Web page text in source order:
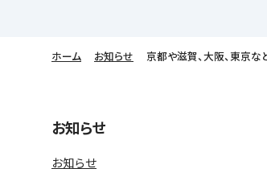
を支える
Kyoshin Digital Academy
ホーム お知らせ 京都や滋賀、大阪、東京な
お知らせ
お知らせ